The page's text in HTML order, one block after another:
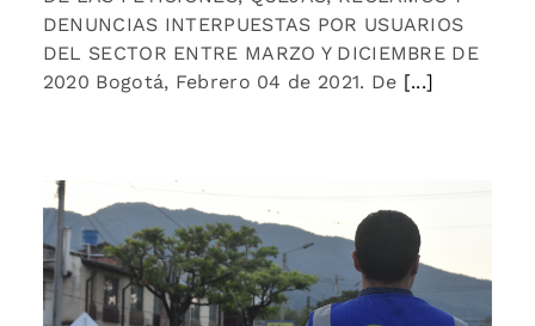
DENUNCIAS INTERPUESTAS POR USUARIOS
DEL SECTOR ENTRE MARZO Y DICIEMBRE DE
2020 Bogotá, Febrero 04 de 2021. De [...]